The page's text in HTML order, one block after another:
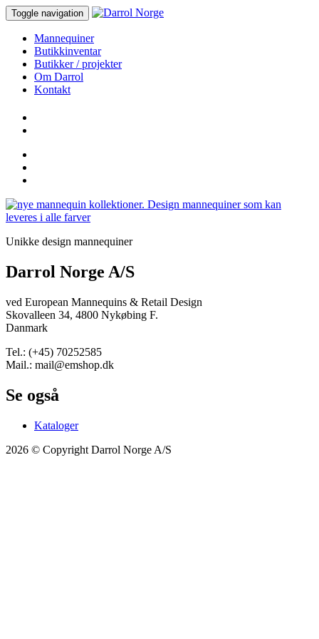
Toggle navigation
Mannequiner
Butikkinventar
Butikker / projekter
Om Darrol
Kontakt
Unikke design mannequiner
Darrol Norge A/S
ved European Mannequins & Retail Design
Skovalleen 34, 4800 Nykøbing F.
Danmark
Tel.: (+45) 70252585
Mail.: mail@emshop.dk
Se også
Kataloger
2026 © Copyright Darrol Norge A/S